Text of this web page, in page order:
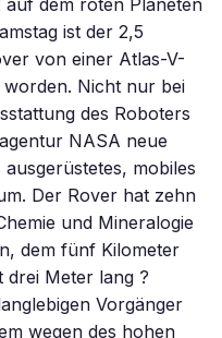
auf dem roten Planeten
ist der 2,5
von einer Atlas-V-
Nicht nur bei
des Roboters
NASA neue
mobiles
Der Rover hat zehn
und Mineralogie
dem fünf Kilometer
drei Meter lang ?
Vorgänger
wegen des hohen